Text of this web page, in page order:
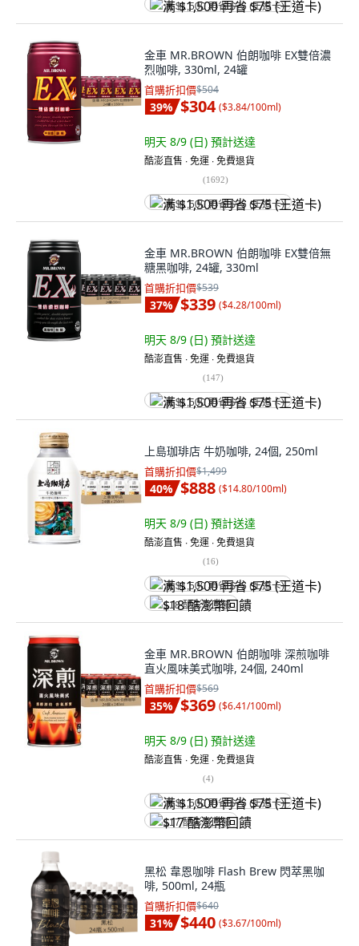
满 $1,500 再省 $75 (王道卡)
金車 MR.BROWN 伯朗咖啡 EX雙倍濃
烈咖啡, 330ml, 24罐
首購折扣價$504
39% $304 ($3.84/100ml)
明天 8/9 (日) 預計送達
酷澎直售 ∙ 免運 ∙ 免費退貨
(1692)
满 $1,500 再省 $75 (王道卡)
金車 MR.BROWN 伯朗咖啡 EX雙倍無
糖黑咖啡, 24罐, 330ml
首購折扣價$539
37% $339 ($4.28/100ml)
明天 8/9 (日) 預計送達
酷澎直售 ∙ 免運 ∙ 免費退貨
(147)
满 $1,500 再省 $75 (王道卡)
上島珈琲店 牛奶咖啡, 24個, 250ml
首購折扣價$1,499
40% $888 ($14.80/100ml)
明天 8/9 (日) 預計送達
酷澎直售 ∙ 免運 ∙ 免費退貨
(16)
满 $1,500 再省 $75 (王道卡)
$18 酷澎幣回饋
金車 MR.BROWN 伯朗咖啡 深煎咖啡
直火風味美式咖啡, 24個, 240ml
首購折扣價$569
35% $369 ($6.41/100ml)
明天 8/9 (日) 預計送達
酷澎直售 ∙ 免運 ∙ 免費退貨
(4)
满 $1,500 再省 $75 (王道卡)
$17 酷澎幣回饋
黑松 韋恩咖啡 Flash Brew 閃萃黑咖
啡, 500ml, 24瓶
首購折扣價$640
31% $440 ($3.67/100ml)